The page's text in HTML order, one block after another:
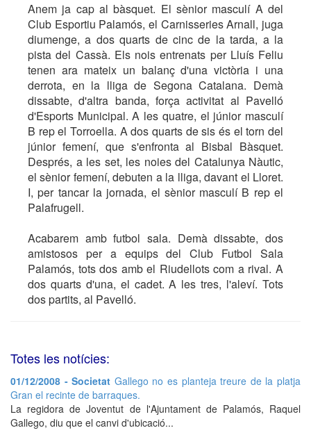
Anem ja cap al bàsquet. El sènior masculí A del
Club Esportiu Palamós, el Carnisseries Arnall, juga
diumenge, a dos quarts de cinc de la tarda, a la
pista del Cassà. Els nois entrenats per Lluís Feliu
tenen ara mateix un balanç d'una victòria i una
derrota, en la lliga de Segona Catalana. Demà
dissabte, d'altra banda, força activitat al Pavelló
d'Esports Municipal. A les quatre, el júnior masculí
B rep el Torroella. A dos quarts de sis és el torn del
júnior femení, que s'enfronta al Bisbal Bàsquet.
Després, a les set, les noies del Catalunya Nàutic,
el sènior femení, debuten a la lliga, davant el Lloret.
I, per tancar la jornada, el sènior masculí B rep el
Palafrugell.
Acabarem amb futbol sala. Demà dissabte, dos
amistosos per a equips del Club Futbol Sala
Palamós, tots dos amb el Riudellots com a rival. A
dos quarts d'una, el cadet. A les tres, l'aleví. Tots
dos partits, al Pavelló.
Totes les notícies:
01/12/2008 - Societat Gallego no es planteja treure de la platja
Gran el recinte de barraques.
La regidora de Joventut de l'Ajuntament de Palamós, Raquel
Gallego, diu que el canvi d'ubicació...